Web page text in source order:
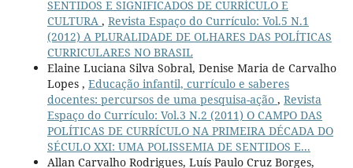
SENTIDOS E SIGNIFICADOS DE CURRÍCULO E
CULTURA , Revista Espaço do Currículo: Vol.5 N.1
(2012) A PLURALIDADE DE OLHARES DAS POLÍTICAS
CURRICULARES NO BRASIL
Elaine Luciana Silva Sobral, Denise Maria de Carvalho
Lopes , Educação infantil, currículo e saberes
docentes: percursos de uma pesquisa-ação , Revista
Espaço do Currículo: Vol.3 N.2 (2011) O CAMPO DAS
POLÍTICAS DE CURRÍCULO NA PRIMEIRA DÉCADA DO
SÉCULO XXI: UMA POLISSEMIA DE SENTIDOS E...
Allan Carvalho Rodrigues, Luís Paulo Cruz Borges,